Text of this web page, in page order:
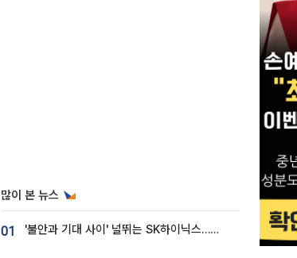
많이 본 뉴스
01 '불안과 기대 사이' 널뛰는 SK하이닉스…증권가 "HBM4·LTA 기반 펀터멘털 견고"